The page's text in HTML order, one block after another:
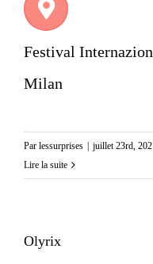
Festival
Milan
Par lessurprises | juillet 23rd,
Lire la suite
Olyrix